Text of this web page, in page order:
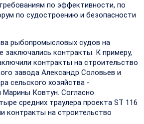
по эффективности, по
по судостроению и безопасности
рыбопромысловых судов на
контракты. К примеру,
контракты на строительство
завода Александр Соловьев и
сельского хозяйства -
Ковтун. Согласно
средних траулера проекта ST 116
контракты на строительство